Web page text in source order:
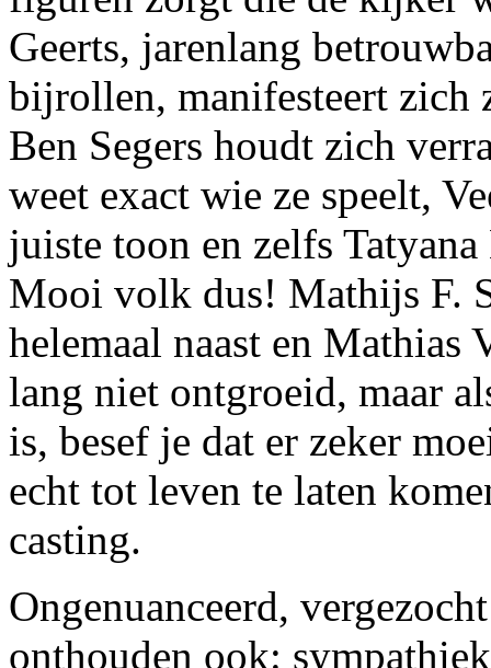
Geerts, jarenlang
bijrollen, manifesteert zich
Ben Segers houdt zich
weet exact wie ze speelt,
juiste toon en zelfs
Mooi volk dus! Mathijs F.
helemaal naast en Mathias
lang niet ontgroeid, maar
is, besef je dat er zeker
echt tot leven te laten
casting.
Ongenuanceerd,
onthouden ook: